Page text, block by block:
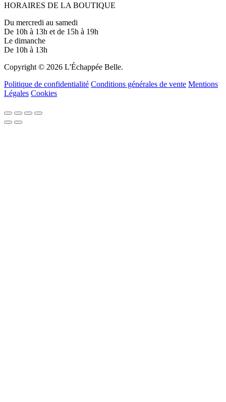
HORAIRES DE LA BOUTIQUE
Du mercredi au samedi
De 10h à 13h et de 15h à 19h
Le dimanche
De 10h à 13h
Copyright © 2026 L'Échappée Belle.
Politique de confidentialité Conditions générales de vente Mentions
Légales Cookies